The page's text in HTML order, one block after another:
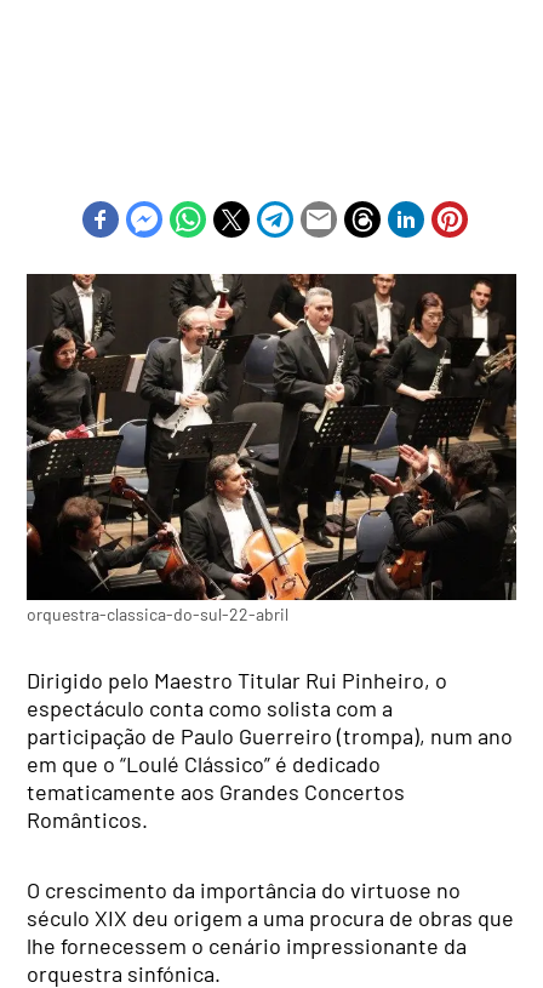
orquestra-classica-do-sul-22-abril
Dirigido pelo Maestro Titular Rui Pinheiro, o
espectáculo conta como solista com a
participação de Paulo Guerreiro (trompa), num ano
em que o “Loulé Clássico” é dedicado
tematicamente aos Grandes Concertos
Românticos.
O crescimento da importância do virtuose no
século XIX deu origem a uma procura de obras que
lhe fornecessem o cenário impressionante da
orquestra sinfónica.